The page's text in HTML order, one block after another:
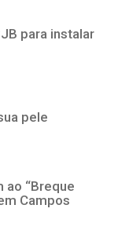
para instalar
pele
“Breque
Campos